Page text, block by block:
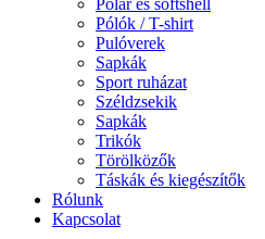
Polar és softshell
Pólók / T-shirt
Pulóverek
Sapkák
Sport ruházat
Széldzsekik
Sapkák
Trikók
Törölközők
Táskák és kiegészítők
Rólunk
Kapcsolat